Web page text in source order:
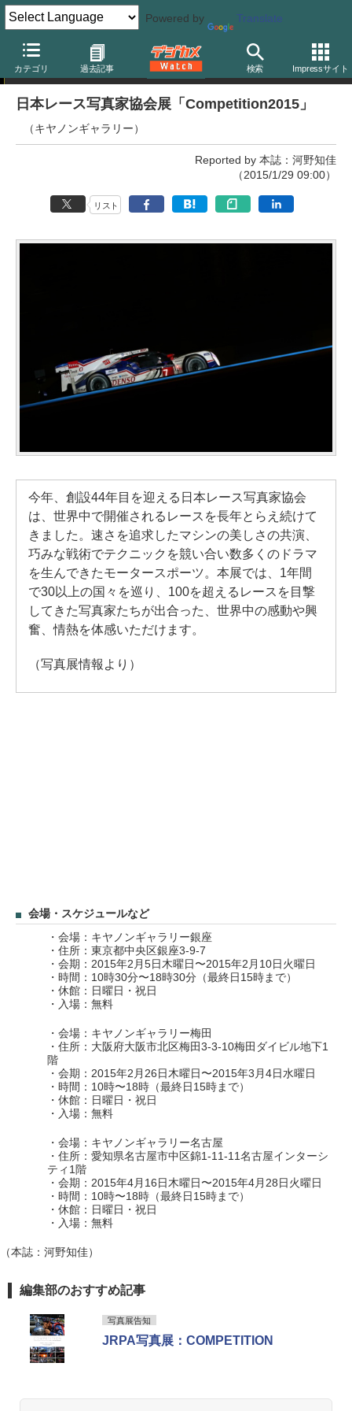
Powered by Translate
カテゴリ 過去記事 検索 Impressサイト
写真展
日本レース写真家協会展「Competition2015」
（キヤノンギャラリー）
Reported by 本誌：河野知佳
（2015/1/29 09:00）
リスト
今年、創設44年目を迎える日本レース写真家協会
は、世界中で開催されるレースを長年とらえ続けて
きました。速さを追求したマシンの美しさの共演、
巧みな戦術でテクニックを競い合い数多くのドラマ
を生んできたモータースポーツ。本展では、1年間
で30以上の国々を巡り、100を超えるレースを目撃
してきた写真家たちが出合った、世界中の感動や興
奮、情熱を体感いただけます。
（写真展情報より）
会場・スケジュールなど
・会場：キヤノンギャラリー銀座
・住所：東京都中央区銀座3-9-7
・会期：2015年2月5日木曜日〜2015年2月10日火曜日
・時間：10時30分〜18時30分（最終日15時まで）
・休館：日曜日・祝日
・入場：無料
・会場：キヤノンギャラリー梅田
・住所：大阪府大阪市北区梅田3-3-10梅田ダイビル地下1
階
・会期：2015年2月26日木曜日〜2015年3月4日水曜日
・時間：10時〜18時（最終日15時まで）
・休館：日曜日・祝日
・入場：無料
・会場：キヤノンギャラリー名古屋
・住所：愛知県名古屋市中区錦1-11-11名古屋インターシ
ティ1階
・会期：2015年4月16日木曜日〜2015年4月28日火曜日
・時間：10時〜18時（最終日15時まで）
・休館：日曜日・祝日
・入場：無料
（本誌：河野知佳）
編集部のおすすめ記事
写真展告知
JRPA写真展：COMPETITION